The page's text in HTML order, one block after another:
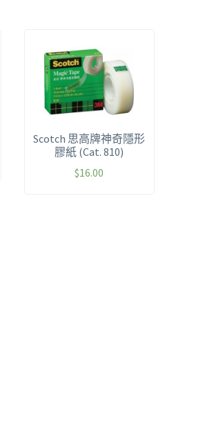
Scotch 思高牌神奇隱形
膠紙 (Cat. 810)
$16.00